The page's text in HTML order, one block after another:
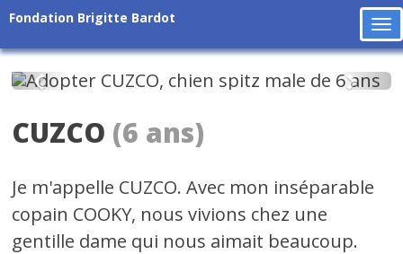
Fondation Brigitte Bardot
Précédent
CUZCO (6 ans)
Je m'appelle CUZCO. Avec mon inséparable
copain COOKY, nous vivions chez une
gentille dame qui nous aimait beaucoup.